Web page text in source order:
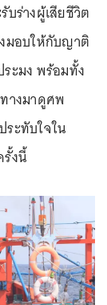
บร่างผู้เสียชีวิต
มอบให้กับญาติ
ระมง พร้อมทั้ง
างมาดูศพ
ะทับใจใน
งนี้